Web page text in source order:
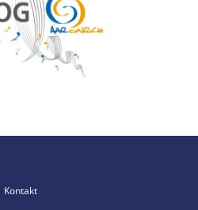
Kontakt